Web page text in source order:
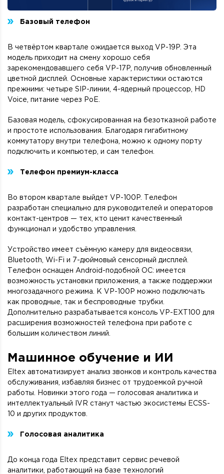
Базовый телефон
В четвёртом квартале ожидается выход VP-19P. Эта
модель приходит на смену хорошо себя
зарекомендовавшего себя VP-17P, получив обновленный
цветной дисплей. Основные характеристики остаются
прежними: четыре SIP-линии, 4-ядерный процессор, HD
Voice, питание через PoE.
Базовая модель, сфокусированная на безотказной работе
и простоте использования. Благодаря гигабитному
коммутатору внутри телефона, можно к одному порту
подключить и компьютер, и сам телефон.
Телефон премиум-класса
Во втором квартале выйдет VP-100P. Телефон
разработан специально для руководителей и операторов
контакт-центров — тех, кто ценит качественный
функционал и удобство управления.
Устройство имеет съёмную камеру для видеосвязи,
Bluetooth, Wi-Fi и 7-дюймовый сенсорный дисплей.
Телефон оснащен Android-подобной ОС: имеется
возможность установки приложения, а также поддержки
многозадачного режима. К VP-100P можно подключать
как проводные, так и беспроводные трубки.
Дополнительно разрабатывается консоль VP-EXT100 для
расширения возможностей телефона при работе с
большим количеством линий.
Машинное обучение и ИИ
Eltex автоматизирует анализ звонков и контроль качества
обслуживания, избавляя бизнес от трудоемкой ручной
работы. Новинки этого года — голосовая аналитика и
интеллектуальный IVR станут частью экосистемы ECSS-
10 и других продуктов.
Голосовая аналитика
До конца года Eltex представит сервис речевой
аналитики, работающий на базе технологий